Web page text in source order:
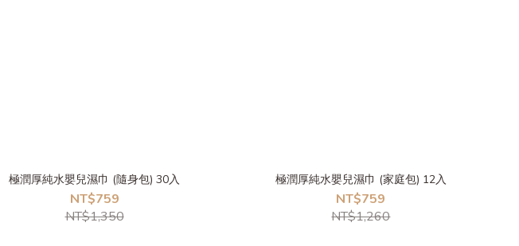
極潤厚純水嬰兒濕巾 (隨身包) 30入
NT$759
NT$1,350
極潤厚純水嬰兒濕巾 (家庭包) 12入
NT$759
NT$1,260